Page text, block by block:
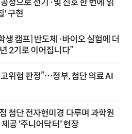
정으로 전기·빛 신호 한 번에 읽
' 구현
생 캠프] 반도체·바이오 실험에 더
2기로 이어집니다”
위험 판정”…정부, 첨단 의료 AI
첨단 전자현미경 다루며 과학원
공 '주니어닥터' 현장